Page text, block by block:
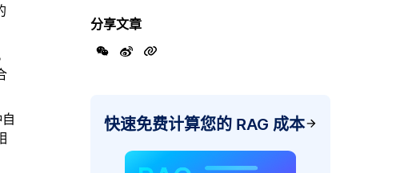
分享文章
快速免费计算您的 RAG 成本